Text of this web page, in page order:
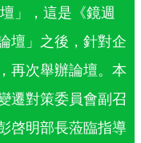
」，這是《鏡週
壇」之後，針對企
再次舉辦論壇。本
遷對策委員會副召
啓明部長蒞臨指導